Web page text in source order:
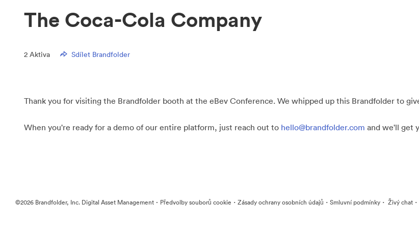
The Coca-Cola Company
2 Aktiva Sdílet Brandfolder
Thank you for visiting the Brandfolder booth at the eBev Conference. We whipped up this Brandfolder to
When you're ready for a demo of our entire platform, just reach out to hello@brandfolder.com and we'll get
©2026 Brandfolder, Inc. Digital Asset Management · Předvolby souborů cookie · Zásady ochrany osobních údajů · Smluvní podmínky · Živý chat ·